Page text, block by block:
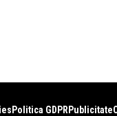
Politica GDPR Publicitate